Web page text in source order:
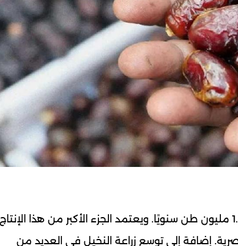
تتصدر مصر قائمة أكبر منتجي التمور في العالم بإنتاج يبلغ نحو 1.9 مليون طن سنويًا. ويعتمد الجزء الأكبر من هذا الإنتاج
إضافة إلى توسع زراعة النخيل في العديد من